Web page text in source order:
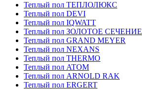
Теплый пол ТЕПЛОЛЮКС
Теплый пол DEVI
Теплый пол IQWATT
Теплый пол ЗОЛОТОЕ СЕЧЕНИЕ
Теплый пол GRAND MEYER
Теплый пол NEXANS
Теплый пол THERMO
Теплый пол ATOM
Теплый пол ARNOLD RAK
Теплый пол ERGERT